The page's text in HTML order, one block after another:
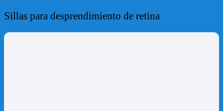
Sillas para desprendimiento de retina